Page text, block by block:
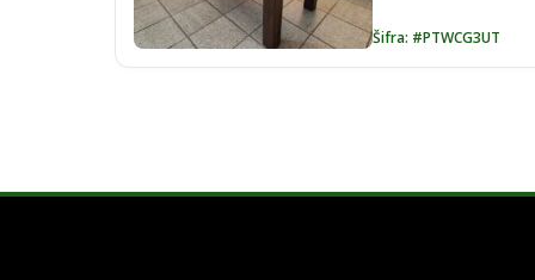
Šifra: #PTWCG3UT